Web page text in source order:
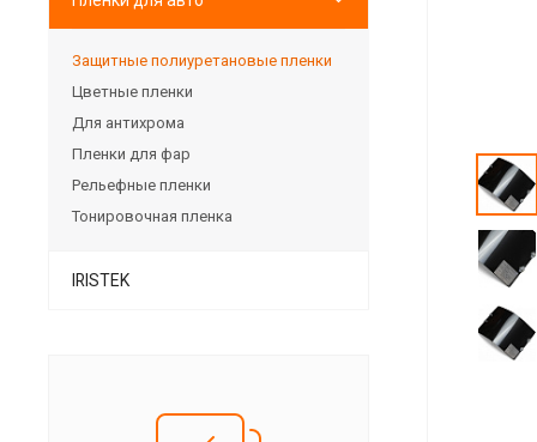
Защитные полиуретановые пленки
Цветные пленки
Для антихрома
Пленки для фар
Рельефные пленки
Тонировочная пленка
IRISTEK